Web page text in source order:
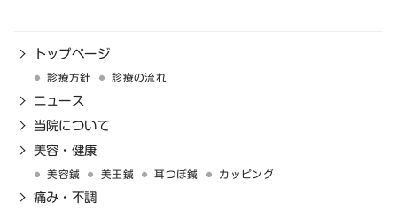
トップページ
診療方針 診療の流れ
ニュース
当院について
美容・健康
美容鍼 美王鍼 耳つぼ鍼 カッピング
痛み・不調